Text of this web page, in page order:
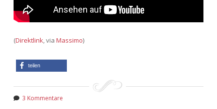
(Direktlink, via Massimo)
teilen
3 Kommentare